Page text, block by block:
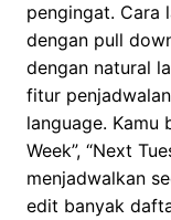
pengingat. Cara
dengan pull
dengan natural
fitur
language. Kamu
Week”, “Next
menjadwalkan
edit banyak